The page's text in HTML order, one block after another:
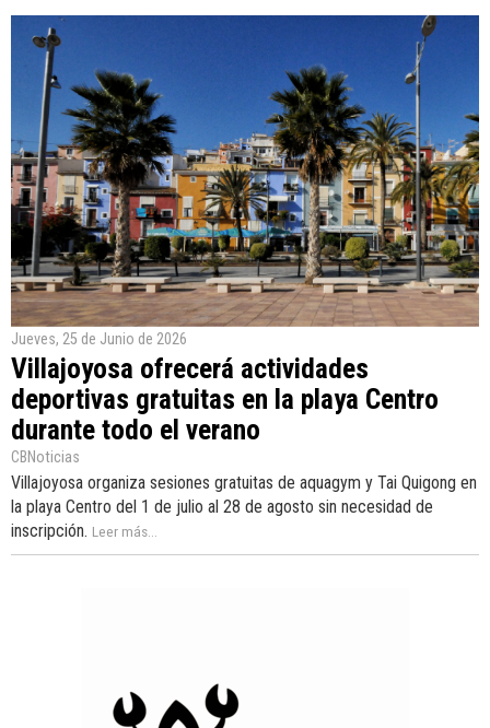
Jueves, 25 de Junio de 2026
Villajoyosa ofrecerá actividades
deportivas gratuitas en la playa Centro
durante todo el verano
CBNoticias
Villajoyosa organiza sesiones gratuitas de aquagym y Tai Quigong en
la playa Centro del 1 de julio al 28 de agosto sin necesidad de
inscripción. Leer más...